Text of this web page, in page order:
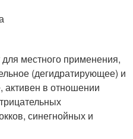
местного применения,
(дегидратирующее) и
активен в отношении
синегнойных и